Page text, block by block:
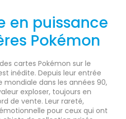
en puissance
Pokémon
cartes Pokémon sur le
inédite. Depuis leur entrée
dans les années 90,
exploser, toujours en
de vente. Leur rareté,
pour ceux qui ont